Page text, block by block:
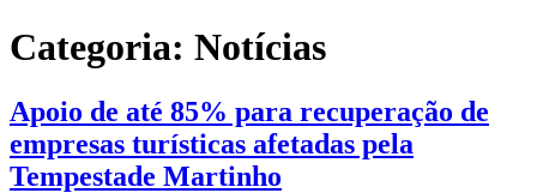
Categoria: Notícias
Apoio de até 85% para recuperação de
empresas turísticas afetadas pela
Tempestade Martinho